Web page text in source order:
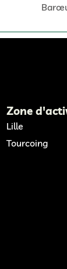
Zone
Lille
Tourcoing